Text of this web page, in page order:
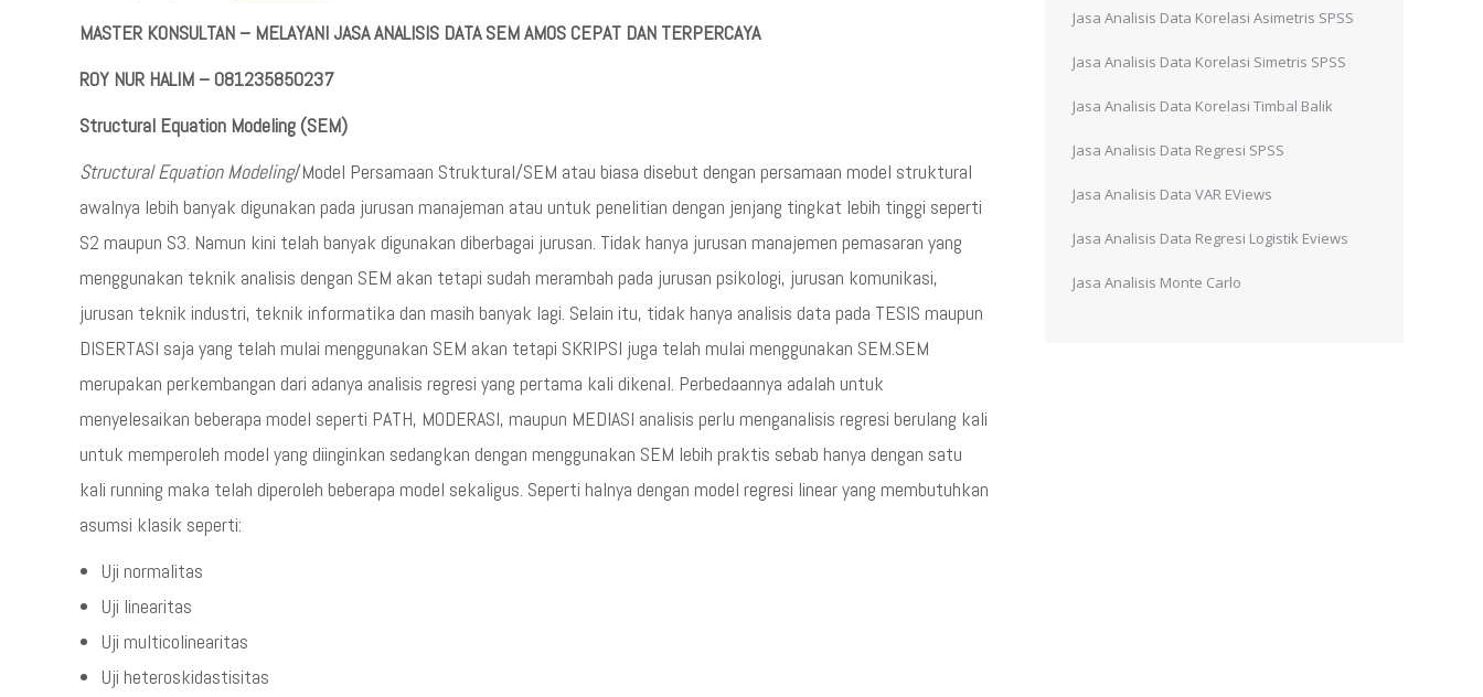
MASTER KONSULTAN – MELAYANI JASA ANALISIS DATA SEM AMOS CEPAT DAN TERPERCAYA
ROY NUR HALIM – 081235850237
Structural Equation Modeling (SEM)
Structural Equation Modeling/Model Persamaan Struktural/SEM atau biasa disebut dengan persamaan model struktural
awalnya lebih banyak digunakan pada jurusan manajeman atau untuk penelitian dengan jenjang tingkat lebih tinggi seperti
S2 maupun S3. Namun kini telah banyak digunakan diberbagai jurusan. Tidak hanya jurusan manajemen pemasaran yang
menggunakan teknik analisis dengan SEM akan tetapi sudah merambah pada jurusan psikologi, jurusan komunikasi,
jurusan teknik industri, teknik informatika dan masih banyak lagi. Selain itu, tidak hanya analisis data pada TESIS maupun
DISERTASI saja yang telah mulai menggunakan SEM akan tetapi SKRIPSI juga telah mulai menggunakan SEM.SEM
merupakan perkembangan dari adanya analisis regresi yang pertama kali dikenal. Perbedaannya adalah untuk
menyelesaikan beberapa model seperti PATH, MODERASI, maupun MEDIASI analisis perlu menganalisis regresi berulang kali
untuk memperoleh model yang diinginkan sedangkan dengan menggunakan SEM lebih praktis sebab hanya dengan satu
kali running maka telah diperoleh beberapa model sekaligus. Seperti halnya dengan model regresi linear yang membutuhkan
asumsi klasik seperti:
Uji normalitas
Uji linearitas
Uji multicolinearitas
Uji heteroskidastisitas
Jasa Analisis Data Korelasi Asimetris SPSS
Jasa Analisis Data Korelasi Simetris SPSS
Jasa Analisis Data Korelasi Timbal Balik
Jasa Analisis Data Regresi SPSS
Jasa Analisis Data VAR EViews
Jasa Analisis Data Regresi Logistik Eviews
Jasa Analisis Monte Carlo